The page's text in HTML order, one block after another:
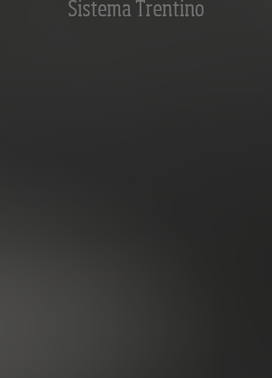
Sistema Trentino